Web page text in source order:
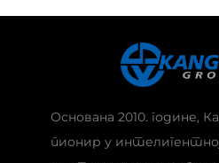
Основана 2010. године,
пионир у